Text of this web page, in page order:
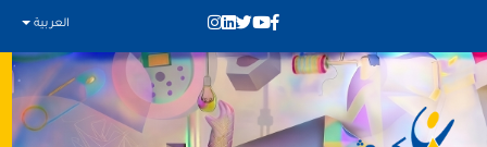
العربية